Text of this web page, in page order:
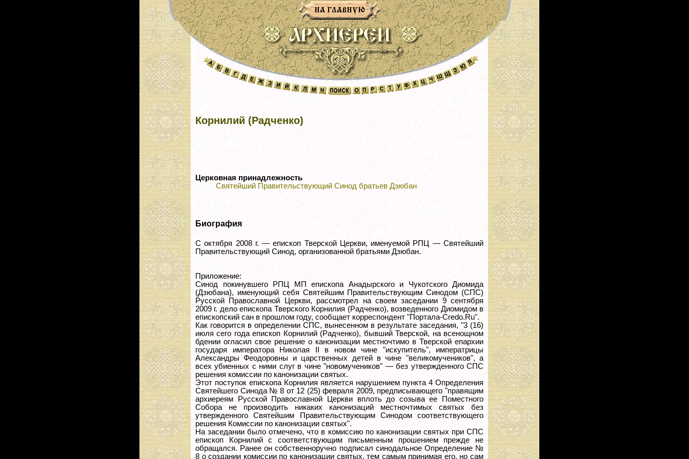
Корнилий (Радченко)
Церковная принадлежность
Святейший Правительствующий Синод братьев Дзюбан
Биография
С октября 2008 г. — епископ Тверской Церкви, именуемой РПЦ — Святейший
Правительствующий Синод, организованной братьями Дзюбан.
Приложение:
Cинод покинувшего РПЦ МП епископа Анадырского и Чукотского Диомида
(Дзюбана), именующий себя Святейшим Правительствующим Синодом (СПС)
Русской Православной Церкви, рассмотрел на своем заседании 9 сентября
2009 г. дело епископа Тверского Корнилия (Радченко), возведенного Диомидом в
епископский сан в прошлом году, сообщает корреспондент "Портала-Credo.Ru".
Как говорится в определении СПС, вынесенном в результате заседания, "3 (16)
июля сего года епископ Корнилий (Радченко), бывший Тверской, на всенощном
бдении огласил свое решение о канонизации местночтимо в Тверской епархии
государя императора Николая II в новом чине "искупитель", императрицы
Александры Феодоровны и царственных детей в чине "великомучеников", а
всех убиенных с ними слуг в чине "новомучеников" — без утвержденного СПС
решения комиссии по канонизации святых.
Этот поступок епископа Корнилия является нарушением пункта 4 Определения
Святейшего Синода № 8 от 12 (25) февраля 2009, предписывающего "правящим
архиереям Русской Православной Церкви вплоть до созыва ее Поместного
Собора не производить никаких канонизаций местночтимых святых без
утвержденного Святейшим Правительствующим Синодом соответствующего
решения Комиссии по канонизации святых".
На заседании было отмечено, что в комиссию по канонизации святых при СПС
епископ Корнилий с соответствующим письменным прошением прежде не
обращался. Ранее он собственноручно подписал синодальное Определение №
8 о создании комиссии по канонизации святых, тем самым принимая его, но сам